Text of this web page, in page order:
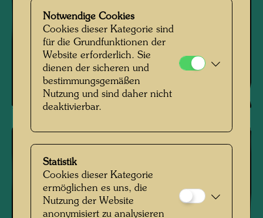
Notwendige Cookies
Cookies dieser Kategorie sind
für die Grundfunktionen der
Website erforderlich. Sie
dienen der sicheren und
bestimmungsgemäßen
Nutzung und sind daher nicht
deaktivierbar.
Statistik
Cookies dieser Kategorie
ermöglichen es uns, die
Nutzung der Website
anonymisiert zu analysieren